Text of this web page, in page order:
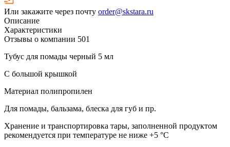
Или закажите через почту order@skstara.ru
Описание
Характеристики
Отзывы о компании 501
Тубус для помады черный 5 мл
С большой крышкой
Материал полипропилен
Для помады, бальзама, блеска для губ и пр.
Хранение и транспортировка тары, заполненной продуктом
рекомендуется при температуре не ниже +5 °C